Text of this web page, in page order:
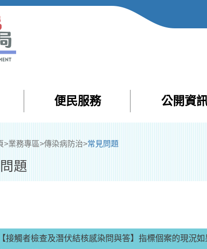
便民服務 公開資
>業務專區>傳染病防治>常見問題
題
【接觸者檢查及潛伏結核感染問與答】指標個案的現況